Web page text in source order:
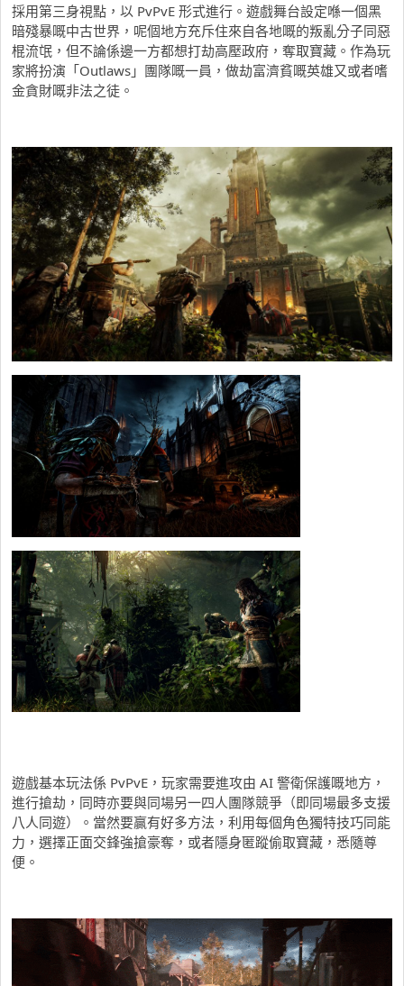
採用第三身視點，以 PvPvE 形式進行。遊戲舞台設定喺一個黑
暗殘暴嘅中古世界，呢個地方充斥住來自各地嘅的叛亂分子同惡
棍流氓，但不論係邊一方都想打劫高壓政府，奪取寶藏。作為玩
家將扮演「Outlaws」團隊嘅一員，做劫富濟貧嘅英雄又或者嗜
金貪財嘅非法之徒。
遊戲基本玩法係 PvPvE，玩家需要進攻由 AI 警衛保護嘅地方，
進行搶劫，同時亦要與同場另一四人團隊競爭（即同場最多支援
八人同遊）。當然要贏有好多方法，利用每個角色獨特技巧同能
力，選擇正面交鋒強搶豪奪，或者隱身匿蹤偷取寶藏，悉隨尊
便。